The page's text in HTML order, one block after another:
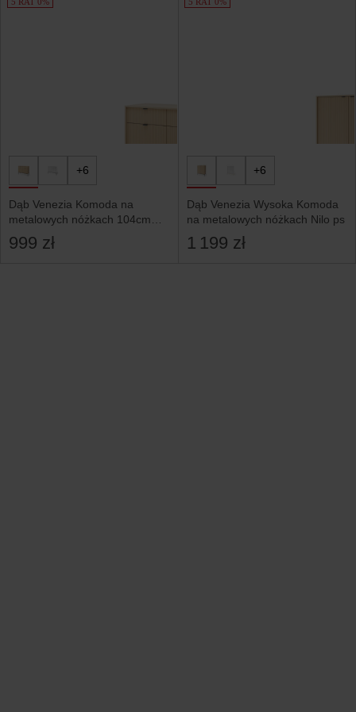
+6
Dąb Venezia Komoda na
metalowych nóżkach 104cm
Nilo ps
999 zł
+6
Dąb Venezia Wysoka Komoda
na metalowych nóżkach Nilo ps
1 199 zł